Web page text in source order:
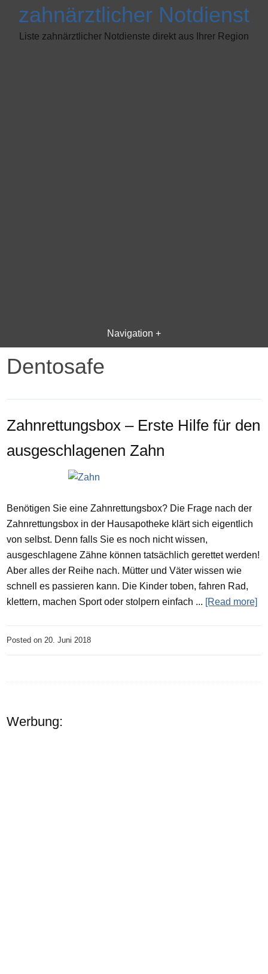
zahnärztlicher Notdienst
Liste zahnärztlicher Notdienste direkt aus Ihrer Region
Navigation +
Dentosafe
Zahnrettungsbox – Erste Hilfe für den
ausgeschlagenen Zahn
Benötigen Sie eine Zahnrettungsbox? Die Frage nach der
Zahnrettungsbox in der Hausapotheke klärt sich eigentlich
von selbst. Denn falls Sie es noch nicht wissen,
ausgeschlagene Zähne können tatsächlich gerettet werden!
Aber alles der Reihe nach. Mütter und Väter wissen wie
schnell es passieren kann. Die Kinder toben, fahren Rad,
klettern, machen Sport oder stolpern einfach ... [Read more]
Posted on 20. Juni 2018
Werbung: